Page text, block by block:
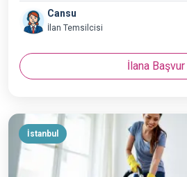
Cansu
İlan Temsilcisi
İlana Başvur
İstanbul